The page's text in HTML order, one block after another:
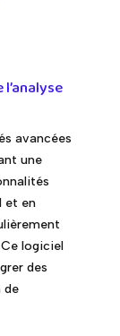
avancées
une
et en
logiciel
des
de